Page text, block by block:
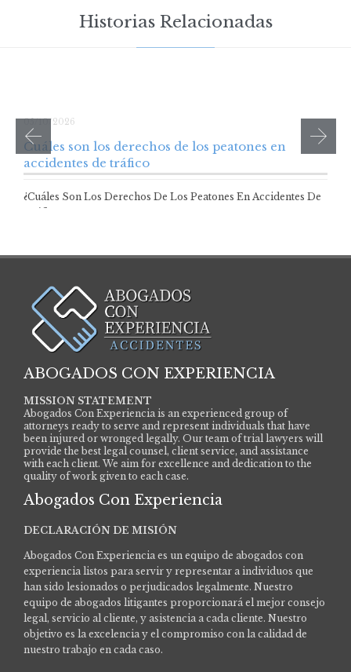
Historias Relacionadas
05/10/2026
Cuáles son los derechos de los peatones en
accidentes de tráfico
¿Cuáles Son Los Derechos De Los Peatones En Accidentes De
Tráfico? Los peatones son…
ABOGADOS CON EXPERIENCIA
MISSION STATEMENT
Abogados Con Experiencia is an experienced group of
attorneys ready to serve and represent individuals that have
been injured or wronged legally. Our team of trial lawyers will
provide the best legal counsel, client service, and assistance
with each client. We aim for excellence and dedication to the
quality of work given to each case.
Abogados Con Experiencia
DECLARACIÓN DE MISIÓN
Abogados Con Experiencia es un equipo de abogados con
experiencia listos para servir y representar a individuos que
han sido lesionados o perjudicados legalmente. Nuestro
equipo de abogados litigantes proporcionará el mejor consejo
legal, servicio al cliente, y asistencia a cada cliente. Nuestro
objetivo es la excelencia y el compromiso con la calidad de
nuestro trabajo en cada caso.